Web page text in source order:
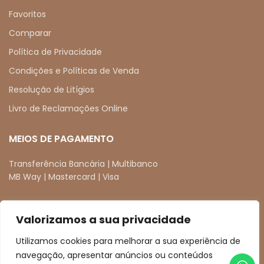
Valorizamos a sua privacidade
Utilizamos cookies para melhorar a sua experiência de
navegação, apresentar anúncios ou conteúdos
Favoritos
Comparar
Política de Privacidade
Condições e Políticas de Venda
Resolução de Litígios
Livro de Reclamações Online
MEIOS DE PAGAMENTO
Transferência Bancária | Multibanco
MB Way | Mastercard | Visa
REDES SOCIAIS
facebookinstagram